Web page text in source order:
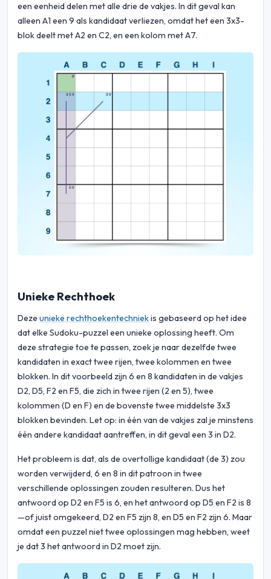
een eenheid delen met alle drie de vakjes. In dit geval kan
alleen A1 een 9 als kandidaat verliezen, omdat het een 3x3-
blok deelt met A2 en C2, en een kolom met A7.
Unieke Rechthoek
Deze unieke rechthoekentechniekis gebaseerd op het idee
dat elke Sudoku-puzzel een unieke oplossing heeft. Om
deze strategie toe te passen, zoek je naar dezelfde twee
kandidaten in exact twee rijen, twee kolommen en twee
blokken. In dit voorbeeld zijn 6 en 8 kandidaten in de vakjes
D2, D5, F2 en F5, die zich in twee rijen (2 en 5), twee
kolommen (D en F) en de bovenste twee middelste 3x3
blokken bevinden. Let op: in één van de vakjes zal je minstens
één andere kandidaat aantreffen, in dit geval een 3 in D2.
Het probleem is dat, als de overtollige kandidaat (de 3) zou
worden verwijderd, 6 en 8 in dit patroon in twee
verschillende oplossingen zouden resulteren. Dus het
antwoord op D2 en F5 is 6, en het antwoord op D5 en F2 is 8
—of juist omgekeerd, D2 en F5 zijn 8, en D5 en F2 zijn 6. Maar
omdat een puzzel niet twee oplossingen mag hebben, weet
je dat 3 het antwoord in D2 moet zijn.